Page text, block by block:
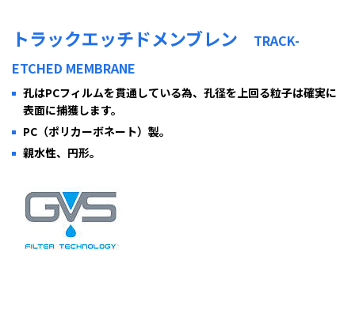
トラックエッチドメンブレン
TRACK-
ETCHED MEMBRANE
孔はPCフィルムを貫通している為、孔径を上回る粒子は確実に
表面に捕獲します。
PC（ポリカーボネート）製。
親水性、円形。